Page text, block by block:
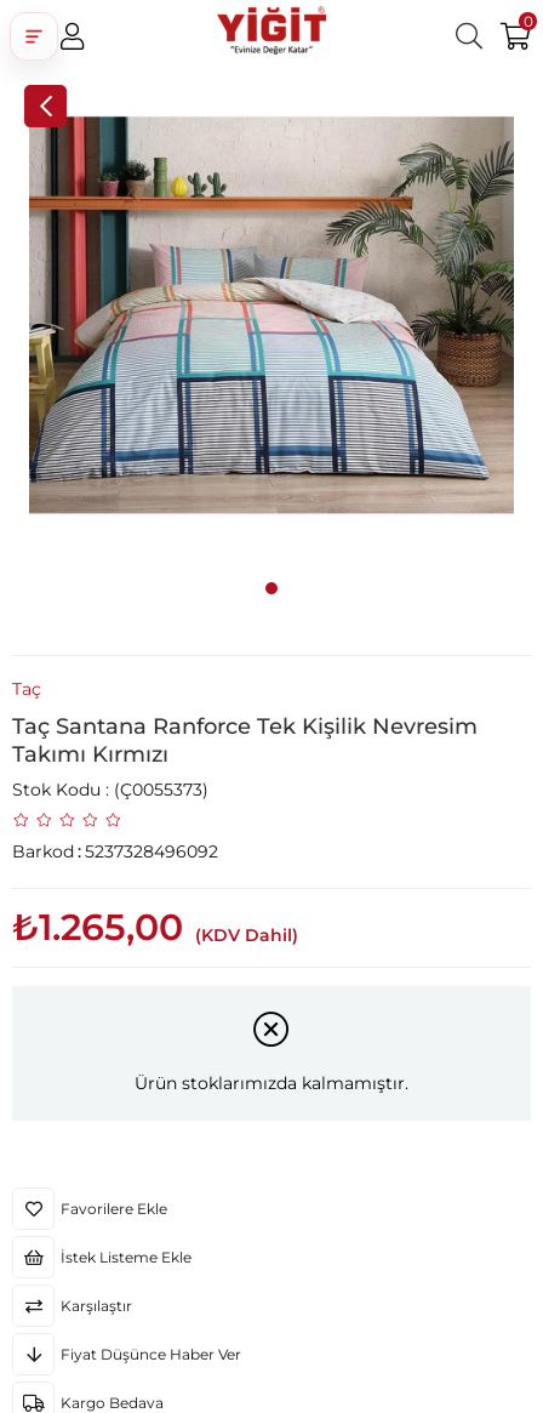
0
Google İle Bağlan
Taç
Taç Santana Ranforce Tek Kişilik Nevresim
Takımı Kırmızı
Stok Kodu (Ç0055373)
Barkod:5237328496092
₺1.265,00 (KDV Dahil)
Ürün stoklarımızda kalmamıştır.
Favorilere Ekle
İstek Listeme Ekle
Karşılaştır
Fiyat Düşünce Haber Ver
Kargo Bedava